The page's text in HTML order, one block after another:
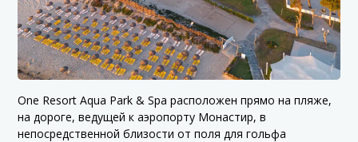
One Resort Aqua Park & Spa расположен прямо на пляже,
на дороге, ведущей к аэропорту Монастир, в
непосредственной близости от поля для гольфа